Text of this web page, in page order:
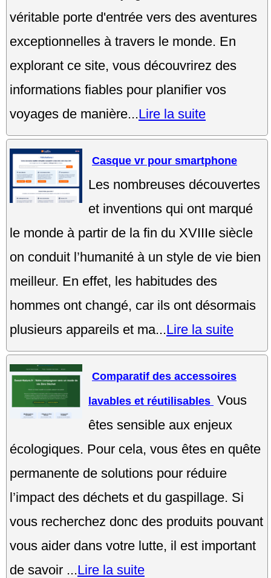
véritable porte d'entrée vers des aventures
exceptionnelles à travers le monde. En
explorant ce site, vous découvrirez des
informations fiables pour planifier vos
voyages de manière...Lire la suite
Casque vr pour smartphone
Les nombreuses découvertes
et inventions qui ont marqué
le monde à partir de la fin du XVIIIe siècle
on conduit l’humanité à un style de vie bien
meilleur. En effet, les habitudes des
hommes ont changé, car ils ont désormais
plusieurs appareils et ma...Lire la suite
Comparatif des accessoires
lavables et réutilisables Vous
êtes sensible aux enjeux
écologiques. Pour cela, vous êtes en quête
permanente de solutions pour réduire
l’impact des déchets et du gaspillage. Si
vous recherchez donc des produits pouvant
vous aider dans votre lutte, il est important
de savoir ...Lire la suite